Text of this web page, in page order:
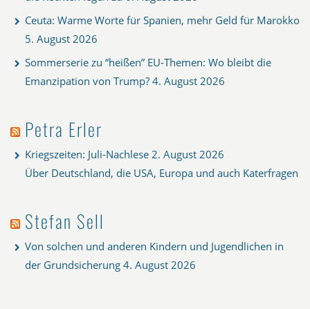
Ceuta: Warme Worte für Spanien, mehr Geld für Marokko
5. August 2026
Sommerserie zu “heißen” EU-Themen: Wo bleibt die
Emanzipation von Trump? 4. August 2026
Petra Erler
Kriegszeiten: Juli-Nachlese 2. August 2026
Über Deutschland, die USA, Europa und auch Katerfragen
Stefan Sell
Von solchen und anderen Kindern und Jugendlichen in
der Grundsicherung 4. August 2026